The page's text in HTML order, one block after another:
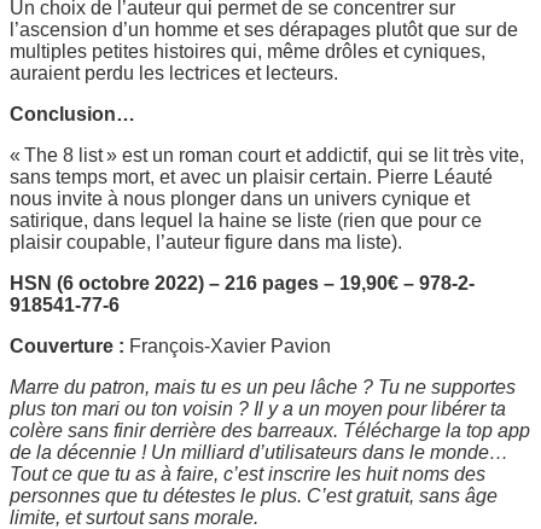
Un choix de l’auteur qui permet de se concentrer sur
l’ascension d’un homme et ses dérapages plutôt que sur de
multiples petites histoires qui, même drôles et cyniques,
auraient perdu les lectrices et lecteurs.
Conclusion…
« The 8 list » est un roman court et addictif, qui se lit très vite,
sans temps mort, et avec un plaisir certain. Pierre Léauté
nous invite à nous plonger dans un univers cynique et
satirique, dans lequel la haine se liste (rien que pour ce
plaisir coupable, l’auteur figure dans ma liste).
HSN (6 octobre 2022) – 216 pages – 19,90€ – 978-2-
918541-77-6
Couverture : François-Xavier Pavion
Marre du patron, mais tu es un peu lâche ? Tu ne supportes
plus ton mari ou ton voisin ? Il y a un moyen pour libérer ta
colère sans finir derrière des barreaux. Télécharge la top app
de la décennie ! Un milliard d’utilisateurs dans le monde…
Tout ce que tu as à faire, c’est inscrire les huit noms des
personnes que tu détestes le plus. C’est gratuit, sans âge
limite, et surtout sans morale.